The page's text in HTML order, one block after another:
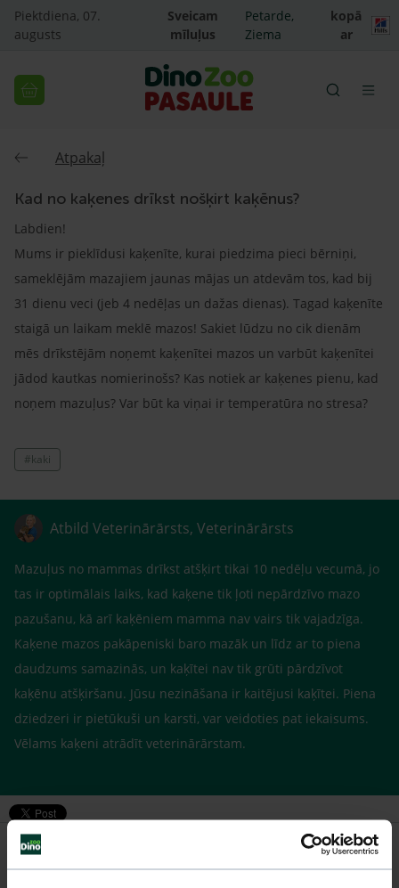
Piektdiena, 07.
augusts
Sveicam
mīluļus
Petarde,
Ziema
kopā
ar
Atpakaļ
Kad no kaķenes drīkst nošķirt kaķēnus?
Labdien!
Mums ir pieklīdusi kaķenīte, kurai piedzima pieci bērniņi,
sameklējām mazajiem jaunas mājas un atdevām tos, kad bij
31 dienu veci (jeb 4 nedēļas un dažas dienas). Tagad kaķenīte
staigā un laikam meklē mazos! Sakiet lūdzu no cik dienām
mēs drīkstējām noņemt kaķenītei mazos un varbūt kaķenītei
jādod kautkas nomierinošs? Kas notiek ar kaķenes pienu, kad
noņem mazuļus? Var būt ka viņai ir temperatūra no stresa?
#kaki
Atbild Veterinārārsts, Veterinārārsts
Mazuļus no mammas drīkst atšķirt tikai 10 nedēļu vecumā, jo
tas ir optimālais laiks, kad kaķene tik ļoti nepārdzīvo mazo
pazušanu, kā arī kaķēniem mamma nav vairs tik vajadzīga.
Kaķene mazos pakāpeniski baro mazāk un līdz ar to piena
daudzums samazinās, un kaķītei nav tik grūti pārdzīvot
kaķēnu atšķiršanu. Jūsu nezināšana ir kaitējusi kaķītei. Piena
dziedzeri ir pietūkuši un karsti, var veidoties pat iekaisums.
Vēlams kaķeni atrādīt veterinārārstam.